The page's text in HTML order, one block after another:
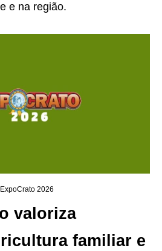
e na região.
ExpoCrato 2026
valoriza
familiar e